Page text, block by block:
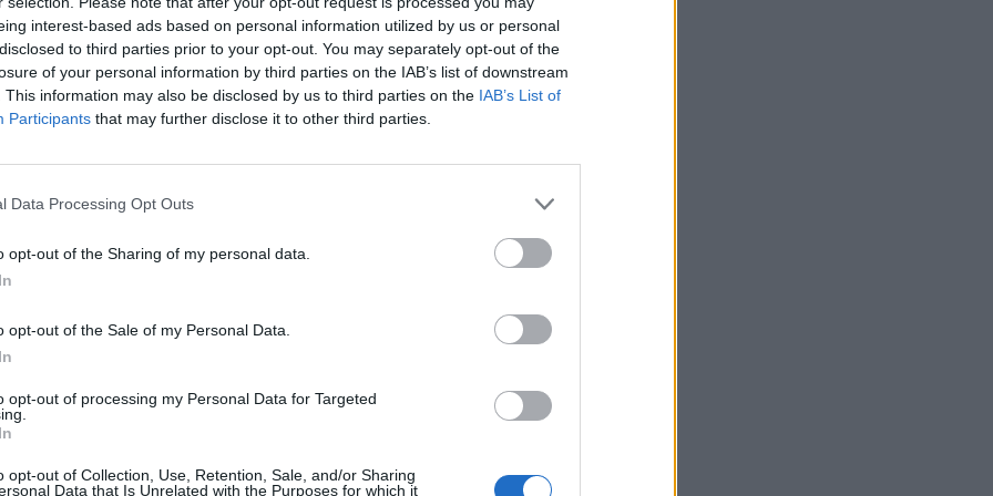
interest-based ads based on personal information utilized by us or personal
to third parties prior to your opt-out. You may separately opt-out of the
of your personal information by third parties on the IAB’s list of downstream
This information may also be disclosed by us to third parties on the IAB’s List of
Participants that may further disclose it to other third parties.
Data Processing Opt Outs
opt-out of the Sharing of my personal data.
opt-out of the Sale of my Personal Data.
opt-out of processing my Personal Data for Targeted
opt-out of Collection, Use, Retention, Sale, and/or Sharing
Data that Is Unrelated with the Purposes for which it
žhář v centru Příbrami.
k dopravní nehodě. Osmasedmdesátiletý řidič po
do levé zadní části projíždějícího vozidla. To se po
s poraněním lehčího charakteru. Hmotná škoda byla
zloděj, který někdy mezi 16. a 23. červencem odcizil
části hromosvodu. Svým jednáním se pachatel dopustil
až dvouletý trest odnětí svobody.